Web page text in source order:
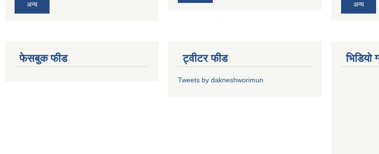
अन्य अन्य
फेसबुक फीड ट्वीटर फीड
Tweets by dakneshworimun
भिडियाे